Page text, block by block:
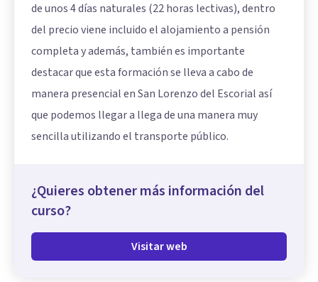
de unos 4 días naturales (22 horas lectivas), dentro
del precio viene incluido el alojamiento a pensión
completa y además, también es importante
destacar que esta formación se lleva a cabo de
manera presencial en San Lorenzo del Escorial así
que podemos llegar a llega de una manera muy
sencilla utilizando el transporte público.
¿Quieres obtener más información del
curso?
Visitar web